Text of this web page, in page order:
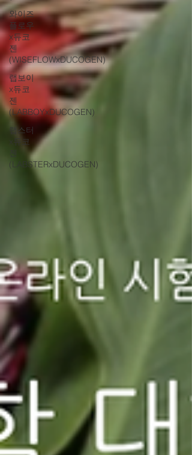
와이즈
플로우
x듀코
젠
(WISEFLOWxDUCOGEN)
랩보이
x듀코
젠
(LABBOYxDUCOGEN)
랩스터
x듀코
젠
(LABSTERxDUCOGEN)